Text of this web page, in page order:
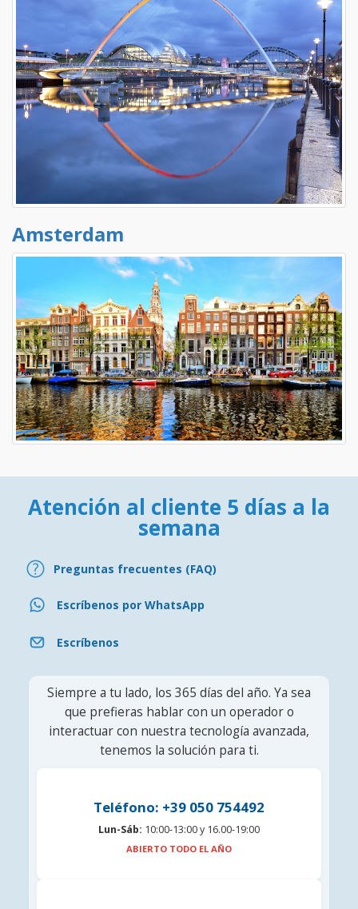
Amsterdam
Atención al cliente 5 días a la
semana
Preguntas frecuentes (FAQ)
Escríbenos por WhatsApp
Escríbenos
Siempre a tu lado, los 365 días del año. Ya sea
que prefieras hablar con un operador o
interactuar con nuestra tecnología avanzada,
tenemos la solución para ti.
Teléfono: +39 050 754492
Lun-Sáb: 10:00-13:00 y 16.00-19:00
ABIERTO TODO EL AÑO